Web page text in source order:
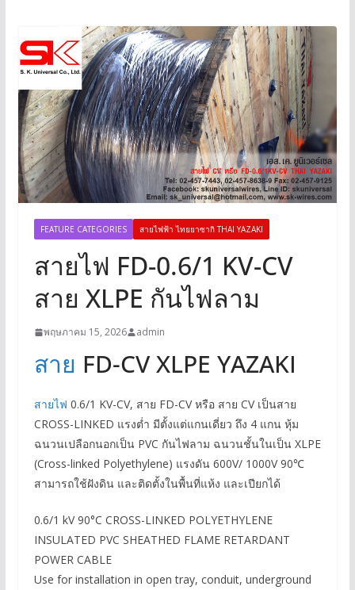
FEATURE CATEGORIES สายไฟฟ้า ไทยยาซากิ THAI YAZAKI
สายไฟ FD-0.6/1 KV-CV
สาย XLPE กันไฟลาม
พฤษภาคม 15, 2026 admin
สาย FD-CV XLPE YAZAKI
สายไฟ 0.6/1 KV-CV, สาย FD-CV หรือ สาย CV เป็นสาย
CROSS-LINKED แรงต่ำ มีตั้งแต่แกนเดี่ยว ถึง 4 แกน หุ้ม
ฉนวนเปลือกนอกเป็น PVC กันไฟลาม ฉนวนชั้นในเป็น XLPE
(Cross-linked Polyethylene) แรงดัน 600V/ 1000V 90℃
สามารถใช้ฝังดิน และติดตั้งในพื้นที่แห้ง และเปียกได้
0.6/1 kV 90°C CROSS-LINKED POLYETHYLENE
INSULATED PVC SHEATHED FLAME RETARDANT
POWER CABLE
Use for installation in open tray, conduit, underground